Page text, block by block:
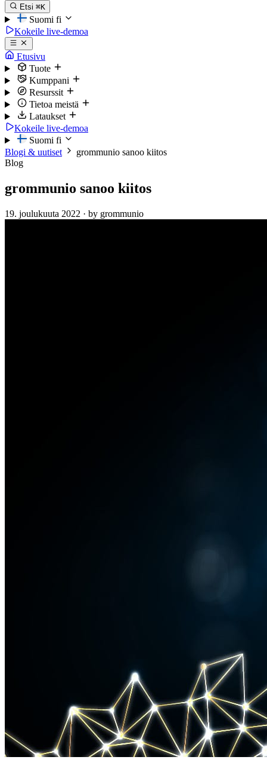
Etsi ⌘K
Suomi fi
Kokeile live-demoa
Etusivu
Tuote
Kumppani
Resurssit
Tietoa meistä
Lataukset
Kokeile live-demoa
Suomi fi
Blogi & uutiset
grommunio sanoo kiitos
Blog
grommunio sanoo kiitos
19. joulukuuta 2022 · by grommunio